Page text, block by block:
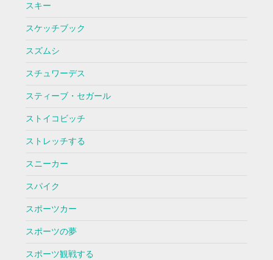
スキー
スケッチブック
スズムシ
スチュワーデス
スティーブ・セガール
ストイコビッチ
ストレッチする
スニーカー
スパイク
スポーツカー
スポーツの夢
スポーツ観戦する